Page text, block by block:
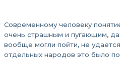
Современному человеку
очень страшным и пугающим,
вообще могли пойти, не
отдельных народов это было